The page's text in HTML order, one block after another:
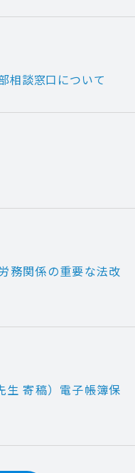
相談窓口について
務関係の重要な法改
生 寄稿）電子帳簿保